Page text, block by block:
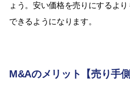
ょう。安い価格を売りにするよ
できるようになります。
M&Aのメリット【売り手側